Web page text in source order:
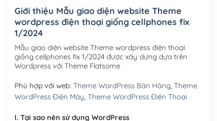
Tên miền quốc tế .com .net .org (1 năm)
Tên miền Việt Nam .vn (1 năm)(+550,000₫)
Hosting 2GB SSD (1 năm) (+450,000₫)
Hosting 3GB SSD (1 năm)(+550,000₫)
Hosting 5GB SSD (1 năm) (+650,000₫)
Hosting 8GB SSD (1 năm)(+950,000₫)
Giới thiệu Mẫu giao diện website Theme
wordpress điện thoại giống cellphones fix
1/2024
Mẫu giao diện website Theme wordpress điện thoại
giống cellphones fix 1/2024 được xây dựng dựa trên
Wordpress với Theme Flatsome
Phù hợp với web: Theme WordPress Bán Hàng, Theme
WordPress Điện Máy, Theme WordPress Điện Thoại
I. Tại sao nên sử dụng WordPress